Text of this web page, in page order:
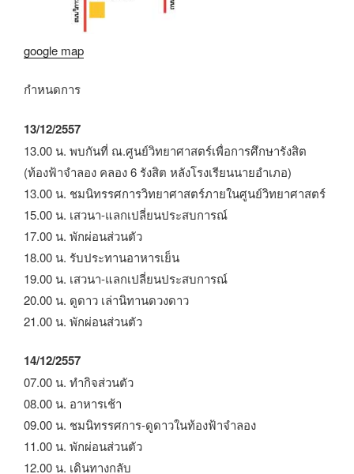
google map
กำหนดการ
13/12/2557
13.00 น. พบกันที่ ณ.ศูนย์วิทยาศาสตร์เพื่อการศึกษารังสิต
(ท้องฟ้าจำลอง คลอง 6 รังสิต หลังโรงเรียนนายอำเภอ)
13.00 น. ชมนิทรรศการวิทยาศาสตร์ภายในศูนย์วิทยาศาสตร์
15.00 น. เสวนา-แลกเปลี่ยนประสบการณ์
17.00 น. พักผ่อนส่วนตัว
18.00 น. รับประทานอาหารเย็น
19.00 น. เสวนา-แลกเปลี่ยนประสบการณ์
20.00 น. ดูดาว เล่านิทานดวงดาว
21.00 น. พักผ่อนส่วนตัว
14/12/2557
07.00 น. ทำกิจส่วนตัว
08.00 น. อาหารเช้า
09.00 น. ชมนิทรรศการ-ดูดาวในท้องฟ้าจำลอง
11.00 น. พักผ่อนส่วนตัว
12.00 น. เดินทางกลับ